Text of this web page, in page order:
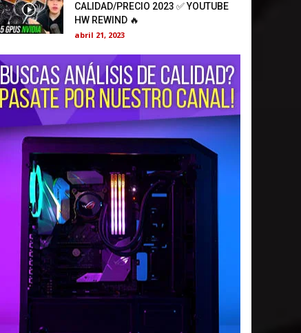
CALIDAD/PRECIO 2023 ✅ YOUTUBE
HW REWIND 🔥
abril 21, 2023